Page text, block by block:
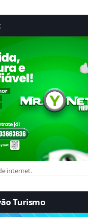
internet.
Turismo